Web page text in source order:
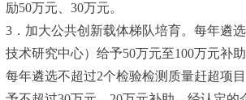
励50万元、30万元。
3．加大公共创新载体梯队培育。每年遴
技术研究中心）给予50万元至100万元补
每年遴选不超过2个检验检测质量赶超项